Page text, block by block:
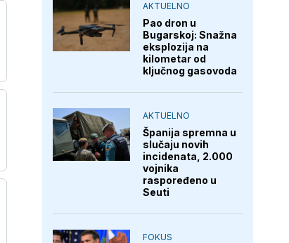
AKTUELNO
Pao dron u
Bugarskoj: Snažna
eksplozija na
kilometar od
ključnog gasovoda
AKTUELNO
Španija spremna u
slučaju novih
incidenata, 2.000
vojnika
raspoređeno u
Seuti
FOKUS